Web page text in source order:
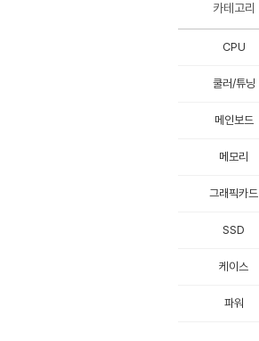
카테고리
CPU
쿨러/튜닝
메인보드
메모리
그래픽카드
SSD
케이스
파워